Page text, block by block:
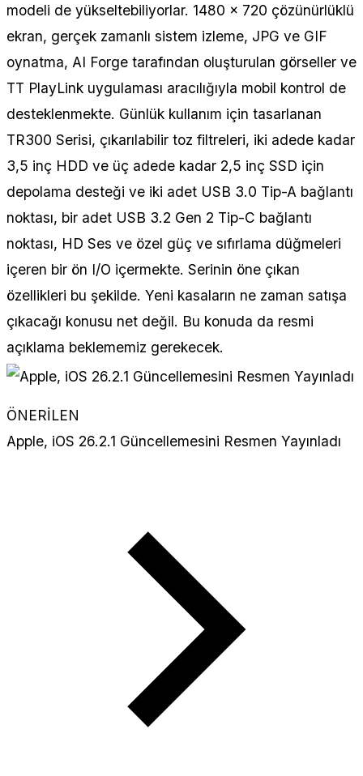
modeli de yükseltebiliyorlar. 1480 × 720 çözünürlüklü
ekran, gerçek zamanlı sistem izleme, JPG ve GIF
oynatma, AI Forge tarafından oluşturulan görseller ve
TT PlayLink uygulaması aracılığıyla mobil kontrol de
desteklenmekte. Günlük kullanım için tasarlanan
TR300 Serisi, çıkarılabilir toz filtreleri, iki adede kadar
3,5 inç HDD ve üç adede kadar 2,5 inç SSD için
depolama desteği ve iki adet USB 3.0 Tip-A bağlantı
noktası, bir adet USB 3.2 Gen 2 Tip-C bağlantı
noktası, HD Ses ve özel güç ve sıfırlama düğmeleri
içeren bir ön I/O içermekte. Serinin öne çıkan
özellikleri bu şekilde. Yeni kasaların ne zaman satışa
çıkacağı konusu net değil. Bu konuda da resmi
açıklama beklememiz gerekecek.
ÖNERİLEN
Apple, iOS 26.2.1 Güncellemesini Resmen Yayınladı